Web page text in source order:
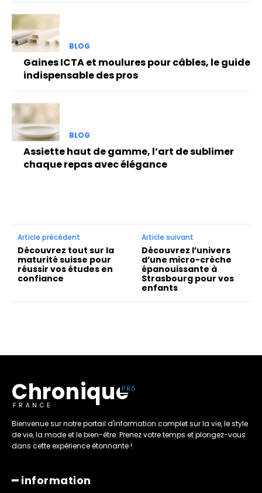
BLOG
Gaines ICTA et moulures pour câbles, le guide
indispensable des pros
BLOG
Assiette haut de gamme, l’art de sublimer
chaque repas avec élégance
Article précédent
Découvrez tout sur la
maturité suisse pour
réussir vos études en
confiance
Article suivant
Découvrez l’univers
d’une micro-crèche
épanouissante à
Strasbourg pour vos
enfants
Chronique
FRANCE
Bienvenue sur notre portail d'information complet sur la vie, le style
de vie, la mode et le bien-être. Prenez votre temps et plongez-vous
dans cette expérience étonnante !
━ information